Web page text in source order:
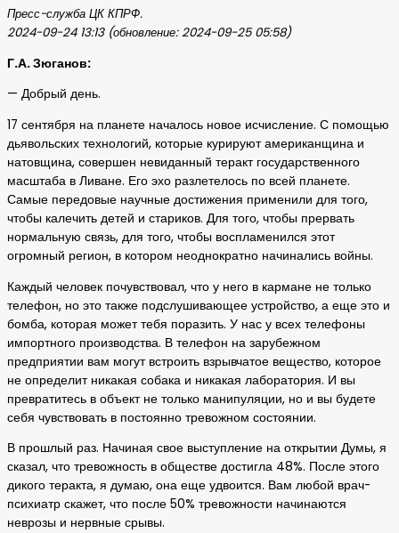
Пресс-служба ЦК КПРФ.
2024-09-24 13:13 (обновление: 2024-09-25 05:58)
Г.А. Зюганов:
— Добрый день.
17 сентября на планете началось новое исчисление. С помощью
дьявольских технологий, которые курируют американщина и
натовщина, совершен невиданный теракт государственного
масштаба в Ливане. Его эхо разлетелось по всей планете.
Самые передовые научные достижения применили для того,
чтобы калечить детей и стариков. Для того, чтобы прервать
нормальную связь, для того, чтобы воспламенился этот
огромный регион, в котором неоднократно начинались войны.
Каждый человек почувствовал, что у него в кармане не только
телефон, но это также подслушивающее устройство, а еще это и
бомба, которая может тебя поразить. У нас у всех телефоны
импортного производства. В телефон на зарубежном
предприятии вам могут встроить взрывчатое вещество, которое
не определит никакая собака и никакая лаборатория. И вы
превратитесь в объект не только манипуляции, но и вы будете
себя чувствовать в постоянно тревожном состоянии.
В прошлый раз. Начиная свое выступление на открытии Думы, я
сказал, что тревожность в обществе достигла 48%. После этого
дикого теракта, я думаю, она еще удвоится. Вам любой врач-
психиатр скажет, что после 50% тревожности начинаются
неврозы и нервные срывы.